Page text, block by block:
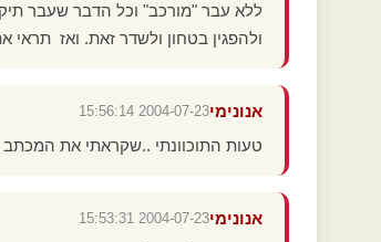
ללא עבר "מורכב" וכל הדבר שעבר
ולהפגין בטחון ולשדר זאת. ואז תראי
אנונימי2004-07-23 15:56:14
טעות התוכוונתי ..שקראתי את המכתב
אנונימי2004-07-23 15:53:31